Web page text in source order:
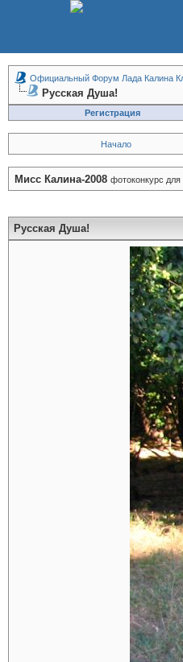
Официальный Форум Лада Калина
Русская Душа!
Регистрация
Начало
Мисс Калина-2008 фотоконкурс
Русская Душа!